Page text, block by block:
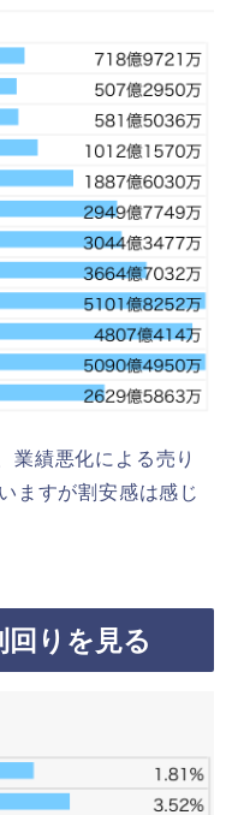
業績悪化による売り
ますが割安感は感じ
回りを見る